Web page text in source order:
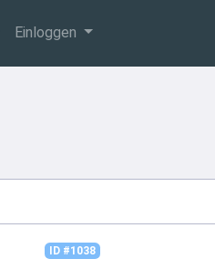
Einloggen
ID #1038